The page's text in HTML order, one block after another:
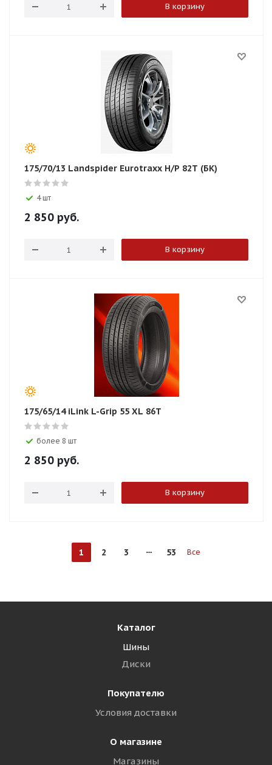
В корзину
175/70/13 Landspider Eurotraxx H/P 82T (БК)
4 шт
2 850 руб.
В корзину
175/65/14 iLink L-Grip 55 XL 86T
более 8 шт
2 850 руб.
В корзину
1 2 3 53 Все
Каталог
Шины
Диски
Покупателю
Условия доставки
О магазине
Магазины